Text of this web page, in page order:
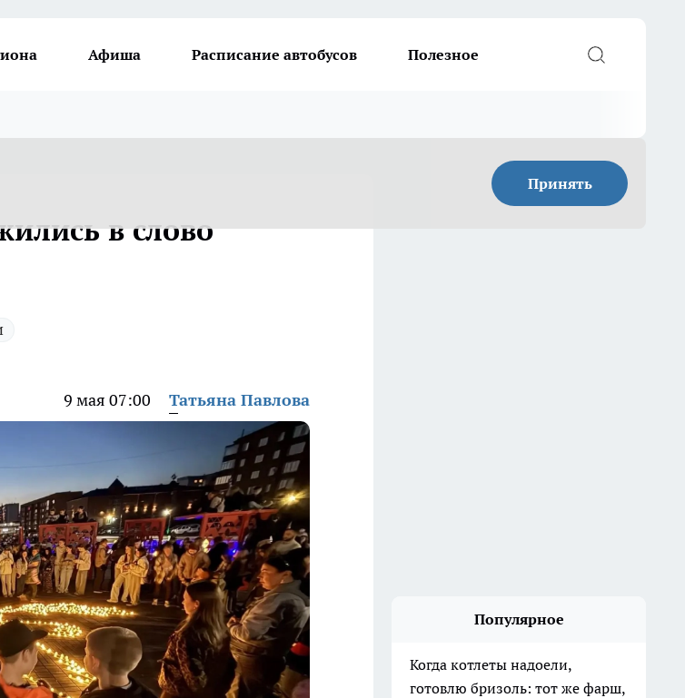
Афиша Расписание автобусов Полезное
Принять
в слово
9 мая 07:00 Татьяна Павлова
Популярное
Когда котлеты надоели,
готовлю бризоль: тот же фарш,